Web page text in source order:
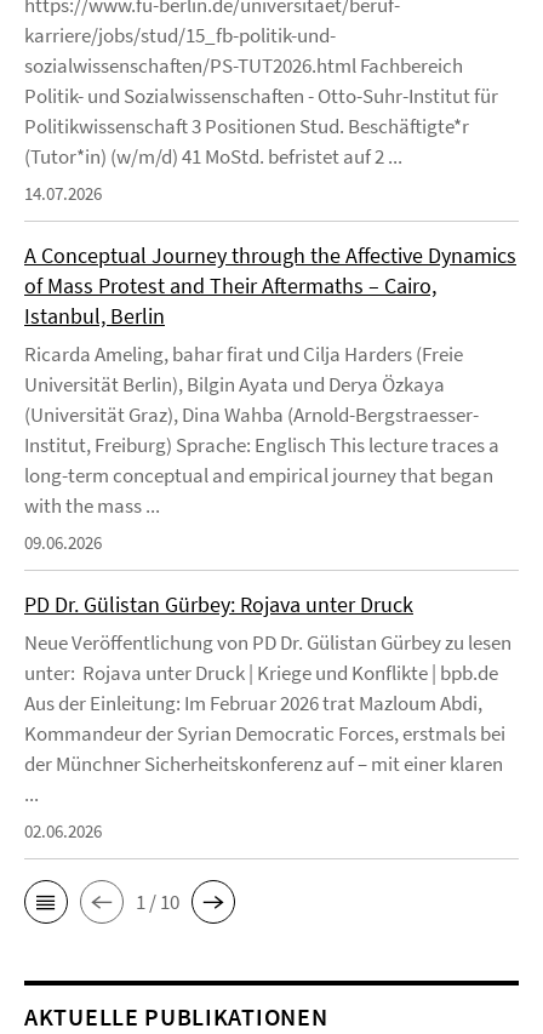
karriere/jobs/stud/15_fb-politik-und-
sozialwissenschaften/PS-TUT2026.html Fachbereich
Politik- und Sozialwissenschaften - Otto-Suhr-Institut für
Politikwissenschaft 3 Positionen Stud. Beschäftigte*r
(Tutor*in) (w/m/d) 41 MoStd. befristet auf 2 ...
14.07.2026
A Conceptual Journey through the Affective Dynamics
of Mass Protest and Their Aftermaths – Cairo,
Istanbul, Berlin
Ricarda Ameling, bahar firat und Cilja Harders (Freie
Universität Berlin), Bilgin Ayata und Derya Özkaya
(Universität Graz), Dina Wahba (Arnold-Bergstraesser-
Institut, Freiburg) Sprache: Englisch This lecture traces a
long-term conceptual and empirical journey that began
with the mass ...
09.06.2026
PD Dr. Gülistan Gürbey: Rojava unter Druck
Neue Veröffentlichung von PD Dr. Gülistan Gürbey zu lesen
unter: Rojava unter Druck | Kriege und Konflikte | bpb.de
Aus der Einleitung: Im Februar 2026 trat Mazloum Abdi,
Kommandeur der Syrian Democratic Forces, erstmals bei
der Münchner Sicherheitskonferenz auf – mit einer klaren
...
02.06.2026
1 / 10
AKTUELLE PUBLIKATIONEN